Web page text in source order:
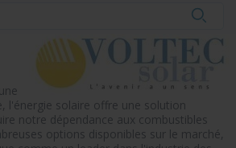
l'énergie solaire offre une solution
notre dépendance aux combustibles
options disponibles sur le marché,